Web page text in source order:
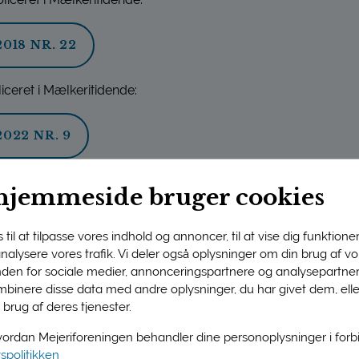
bruger cookies
til at tilpasse vores indhold og annoncer, til at vise dig
vores trafik. Vi deler også oplysninger om din brug af
for sociale medier, annonceringspartnere og
disse data med andre oplysninger, du har givet dem,
af deres tjenester.
Mejeriforeningen behandler dine personoplysninger i
NR. 22
i Mælkeritidende:
NR. 9
Harboe, A.F., Castro-Mejía, J.L., Kot, W., Krych, L.,
reveal a rather complex microbiota comprising
OF FOOD MICROBIOLOGY, VOL. 285, SIDE 173-187,
A.H., Jespersen, L., Arneborg, N. & Johansen, P.G. (2020).
of yeast isolates from Danish cheese brines. Current
S00284-020-02185-Y
P.G., Petersen, M.A., Arneborg, N., & Jespersen, L. (2021)